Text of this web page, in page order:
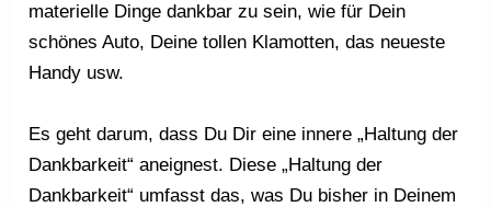
materielle Dinge dankbar zu sein, wie für Dein
schönes Auto, Deine tollen Klamotten, das neueste
Handy usw.
Es geht darum, dass Du Dir eine innere „Haltung der
Dankbarkeit“ aneignest. Diese „Haltung der
Dankbarkeit“ umfasst das, was Du bisher in Deinem